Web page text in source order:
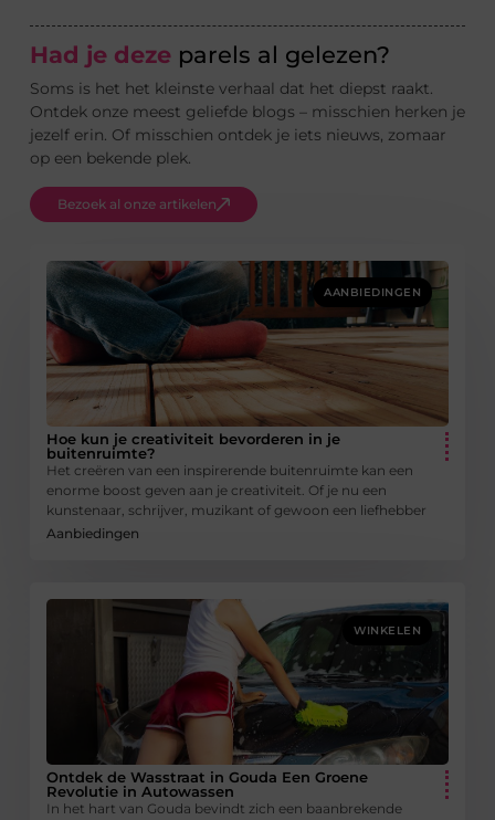
Had je deze parels al gelezen?
Soms is het het kleinste verhaal dat het diepst raakt.
Ontdek onze meest geliefde blogs – misschien herken je
jezelf erin. Of misschien ontdek je iets nieuws, zomaar
op een bekende plek.
Bezoek al onze artikelen
AANBIEDINGEN
Hoe kun je creativiteit bevorderen in je
buitenruimte?
Het creëren van een inspirerende buitenruimte kan een
enorme boost geven aan je creativiteit. Of je nu een
kunstenaar, schrijver, muzikant of gewoon een liefhebber
Aanbiedingen
WINKELEN
Ontdek de Wasstraat in Gouda Een Groene
Revolutie in Autowassen
In het hart van Gouda bevindt zich een baanbrekende